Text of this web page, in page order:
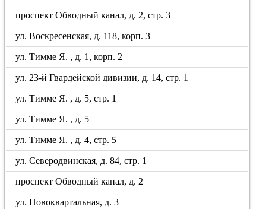
проспект Обводный канал, д. 2, стр. 3
ул. Воскресенская, д. 118, корп. 3
ул. Тимме Я. , д. 1, корп. 2
ул. 23-й Гвардейской дивизии, д. 14, стр. 1
ул. Тимме Я. , д. 5, стр. 1
ул. Тимме Я. , д. 5
ул. Тимме Я. , д. 4, стр. 5
ул. Северодвинская, д. 84, стр. 1
проспект Обводный канал, д. 2
ул. Новоквартальная, д. 3